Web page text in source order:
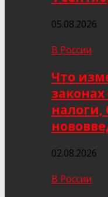
05.08.2026
В России
Что
законах
налоги,
02.08.2026
В России